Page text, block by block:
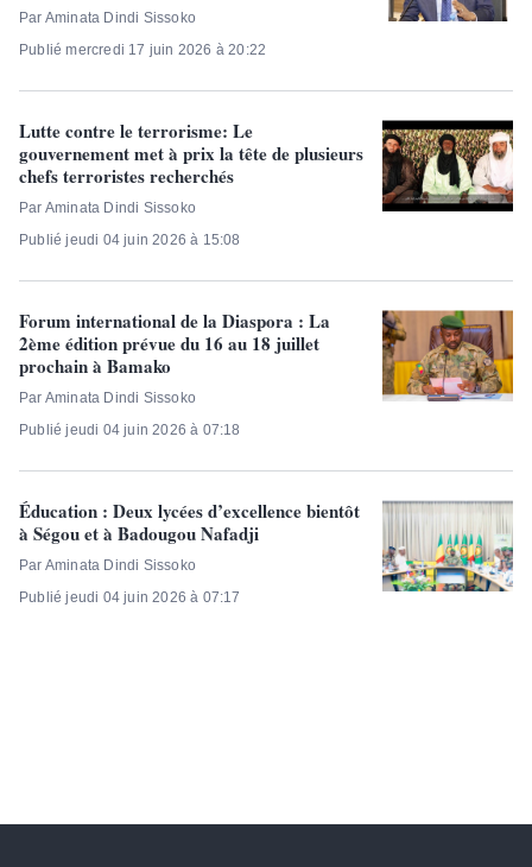
Par Aminata Dindi Sissoko
Publié mercredi 17 juin 2026 à 20:22
Lutte contre le terrorisme: Le
gouvernement met à prix la tête de plusieurs
chefs terroristes recherchés
Par Aminata Dindi Sissoko
Publié jeudi 04 juin 2026 à 15:08
Forum international de la Diaspora : La
2ème édition prévue du 16 au 18 juillet
prochain à Bamako
Par Aminata Dindi Sissoko
Publié jeudi 04 juin 2026 à 07:18
Éducation : Deux lycées d’excellence bientôt
à Ségou et à Badougou Nafadji
Par Aminata Dindi Sissoko
Publié jeudi 04 juin 2026 à 07:17